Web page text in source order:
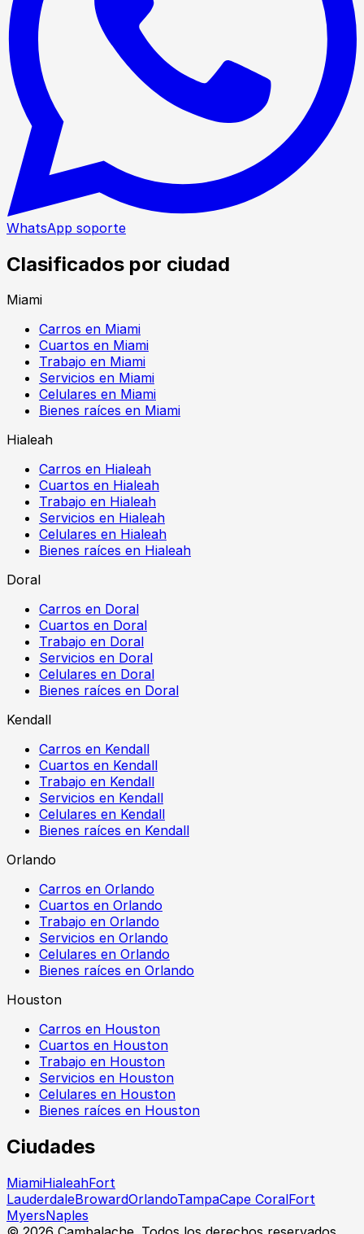
WhatsApp soporte
Clasificados por ciudad
Miami
Carros en Miami
Cuartos en Miami
Trabajo en Miami
Servicios en Miami
Celulares en Miami
Bienes raíces en Miami
Hialeah
Carros en Hialeah
Cuartos en Hialeah
Trabajo en Hialeah
Servicios en Hialeah
Celulares en Hialeah
Bienes raíces en Hialeah
Doral
Carros en Doral
Cuartos en Doral
Trabajo en Doral
Servicios en Doral
Celulares en Doral
Bienes raíces en Doral
Kendall
Carros en Kendall
Cuartos en Kendall
Trabajo en Kendall
Servicios en Kendall
Celulares en Kendall
Bienes raíces en Kendall
Orlando
Carros en Orlando
Cuartos en Orlando
Trabajo en Orlando
Servicios en Orlando
Celulares en Orlando
Bienes raíces en Orlando
Houston
Carros en Houston
Cuartos en Houston
Trabajo en Houston
Servicios en Houston
Celulares en Houston
Bienes raíces en Houston
Ciudades
MiamiHialeahFort
LauderdaleBrowardOrlandoTampaCape CoralFort
MyersNaples